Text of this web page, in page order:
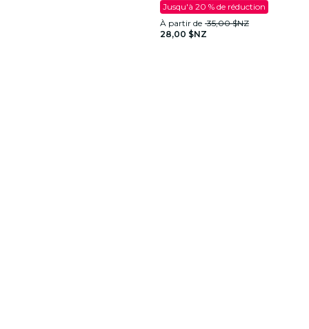
Jusqu'à 20 % de réduction
À partir de 35,00 $NZ
28,00 $NZ